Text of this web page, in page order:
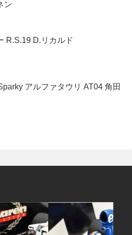
ン
R.S.19 D.リカルド
アルファタウリ AT04 角田